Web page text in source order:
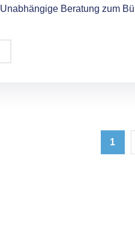
Unabhängige Beratung zum
1